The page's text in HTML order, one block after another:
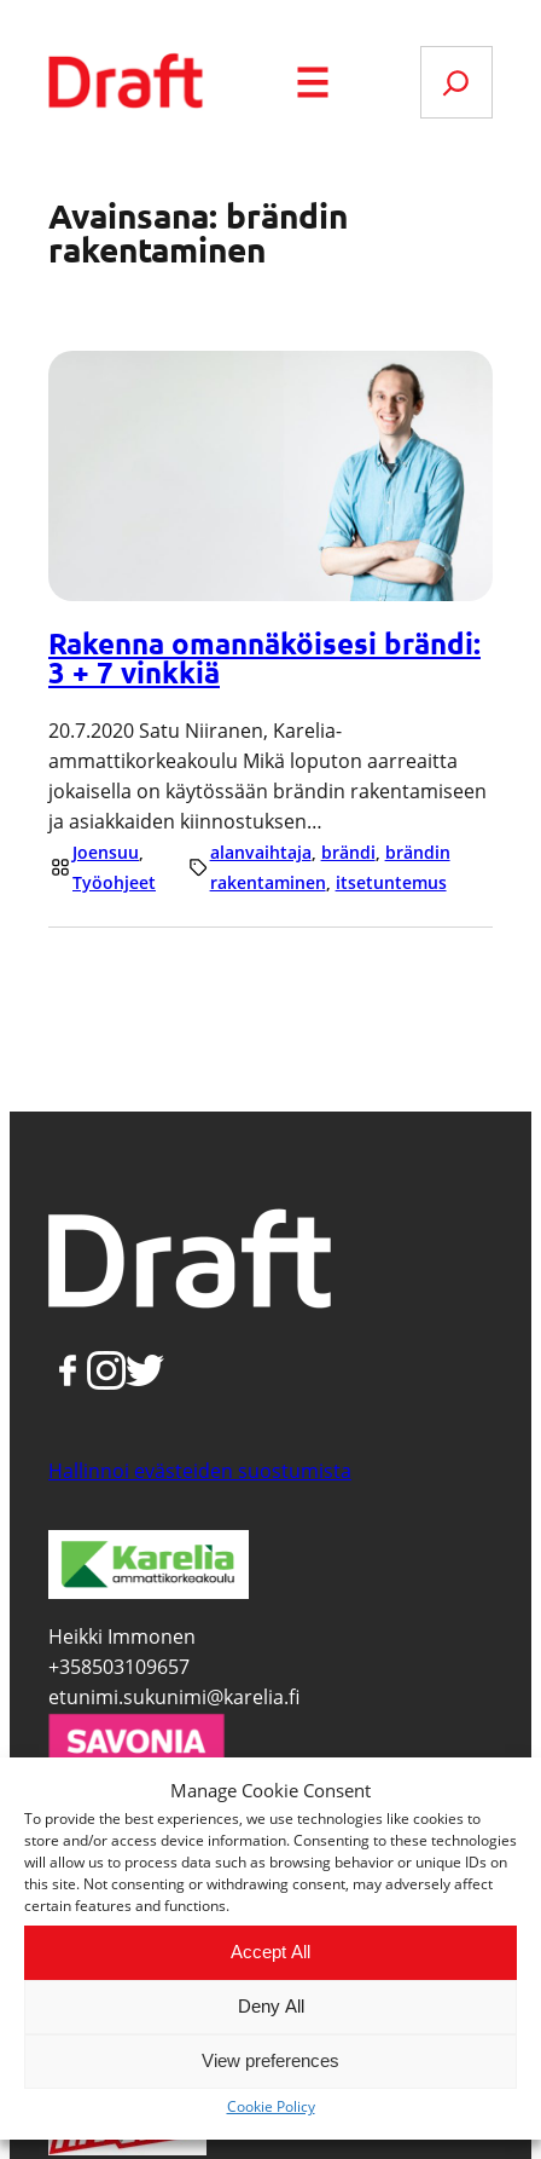
Manage Cookie Consent
To provide the best experiences, we use technologies like cookies to
store and/or access device information. Consenting to these technologies
will allow us to process data such as browsing behavior or unique IDs on
this site. Not consenting or withdrawing consent, may adversely affect
certain features and functions.
Accept All
Deny All
View preferences
Cookie Policy
sisältöön
Avainsana: brändin
rakentaminen
Rakenna omannäköisesi brändi:
3 + 7 vinkkiä
20.7.2020 Satu Niiranen, Karelia-
ammattikorkeakoulu Mikä loputon aarreaitta
jokaisella on käytössään brändin rakentamiseen
ja asiakkaiden kiinnostuksen…
Joensuu
Työohjeet
alanvaihtaja, brändi, brändin
rakentaminen, itsetuntemus
Hallinnoi evästeiden suostumista
Heikki Immonen
+358503109657
etunimi.sukunimi@karelia.fi
Matti Laitinen
+358447856333
etunimi.sukunimi@savonia.fi
etunimi.sukunimi@sakky.fi